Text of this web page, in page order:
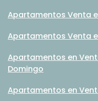
Apartamentos Venta
Apartamentos Venta
Apartamentos en
Domingo
Apartamentos en